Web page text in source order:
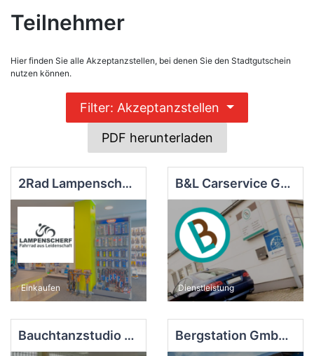
Teilnehmer
Hier finden Sie alle Akzeptanzstellen, bei denen Sie den Stadtgutschein
nutzen können.
Filter: Akzeptanzstellen
PDF herunterladen
2Rad Lampenscherf
Einkaufen
B&L Carservice GmbH
Dienstleistung
Bauchtanzstudio Fayoum Bergstation GmbH & Co. KG